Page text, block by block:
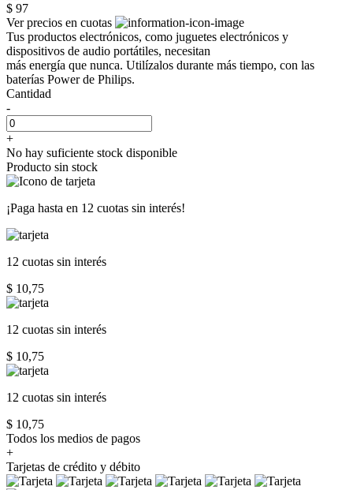
$ 97
Ver precios en cuotas
Tus productos electrónicos, como juguetes electrónicos y
dispositivos de audio portátiles, necesitan
más energía que nunca. Utilízalos durante más tiempo, con las
baterías Power de Philips.
Cantidad
-
+
No hay suficiente stock disponible
Producto sin stock
¡Paga hasta en 12 cuotas sin interés!
12 cuotas sin interés
$ 10,75
12 cuotas sin interés
$ 10,75
12 cuotas sin interés
$ 10,75
Todos los medios de pagos
+
Tarjetas de crédito y débito